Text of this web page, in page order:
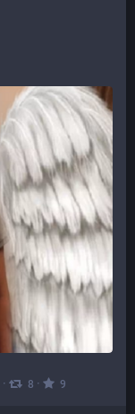
· 8 · 9